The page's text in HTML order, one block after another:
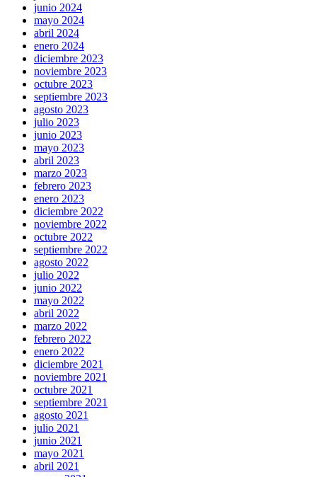
junio 2024
mayo 2024
abril 2024
enero 2024
diciembre 2023
noviembre 2023
octubre 2023
septiembre 2023
agosto 2023
julio 2023
junio 2023
mayo 2023
abril 2023
marzo 2023
febrero 2023
enero 2023
diciembre 2022
noviembre 2022
octubre 2022
septiembre 2022
agosto 2022
julio 2022
junio 2022
mayo 2022
abril 2022
marzo 2022
febrero 2022
enero 2022
diciembre 2021
noviembre 2021
octubre 2021
septiembre 2021
agosto 2021
julio 2021
junio 2021
mayo 2021
abril 2021